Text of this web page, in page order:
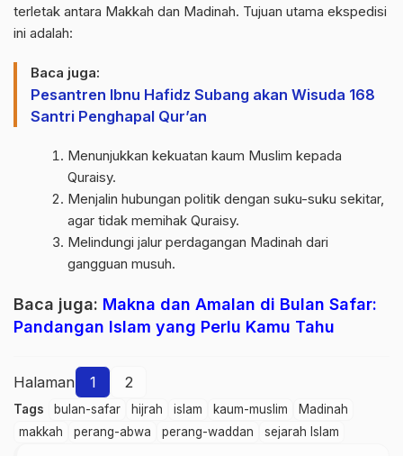
terletak antara Makkah dan Madinah. Tujuan utama ekspedisi
ini adalah:
Baca juga:
Pesantren Ibnu Hafidz Subang akan Wisuda 168
Santri Penghapal Qur’an
Menunjukkan kekuatan kaum Muslim kepada
Quraisy.
Menjalin hubungan politik dengan suku-suku sekitar,
agar tidak memihak Quraisy.
Melindungi jalur perdagangan Madinah dari
gangguan musuh.
Baca juga: Makna dan Amalan di Bulan Safar:
Pandangan Islam yang Perlu Kamu Tahu
Halaman 1 2
Tags bulan-safar hijrah islam kaum-muslim
Madinah
makkah
perang-abwa perang-waddan sejarah Islam